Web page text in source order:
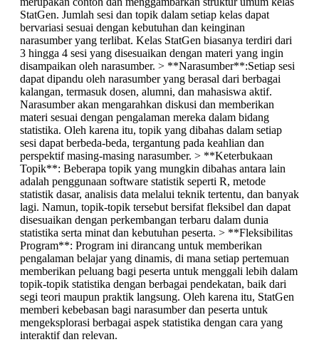
StatGen. Jumlah sesi dan topik dalam setiap kelas dapat
bervariasi sesuai dengan kebutuhan dan keinginan
narasumber yang terlibat. Kelas StatGen biasanya terdiri dari
3 hingga 4 sesi yang disesuaikan dengan materi yang ingin
disampaikan oleh narasumber. > **Narasumber**:Setiap sesi
dapat dipandu oleh narasumber yang berasal dari berbagai
kalangan, termasuk dosen, alumni, dan mahasiswa aktif.
Narasumber akan mengarahkan diskusi dan memberikan
materi sesuai dengan pengalaman mereka dalam bidang
statistika. Oleh karena itu, topik yang dibahas dalam setiap
sesi dapat berbeda-beda, tergantung pada keahlian dan
perspektif masing-masing narasumber. > **Keterbukaan
Topik**: Beberapa topik yang mungkin dibahas antara lain
adalah penggunaan software statistik seperti R, metode
statistik dasar, analisis data melalui teknik tertentu, dan banyak
lagi. Namun, topik-topik tersebut bersifat fleksibel dan dapat
disesuaikan dengan perkembangan terbaru dalam dunia
statistika serta minat dan kebutuhan peserta. > **Fleksibilitas
Program**: Program ini dirancang untuk memberikan
pengalaman belajar yang dinamis, di mana setiap pertemuan
memberikan peluang bagi peserta untuk menggali lebih dalam
topik-topik statistika dengan berbagai pendekatan, baik dari
segi teori maupun praktik langsung. Oleh karena itu, StatGen
memberi kebebasan bagi narasumber dan peserta untuk
mengeksplorasi berbagai aspek statistika dengan cara yang
interaktif dan relevan.